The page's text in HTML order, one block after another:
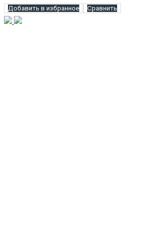
Пуэр
Ча
Добавить в избранное
Сравнить